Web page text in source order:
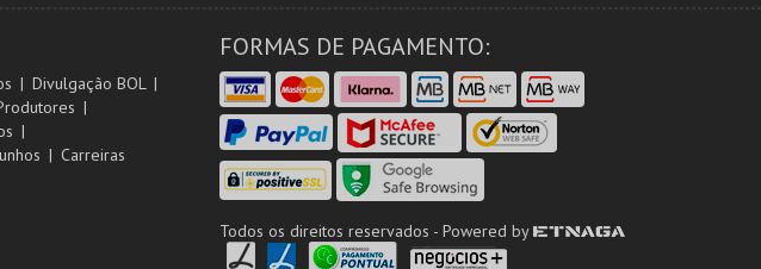
Divulgação BOL
Carreiras
FORMAS DE PAGAMENTO:
Todos os direitos reservados - Powered by